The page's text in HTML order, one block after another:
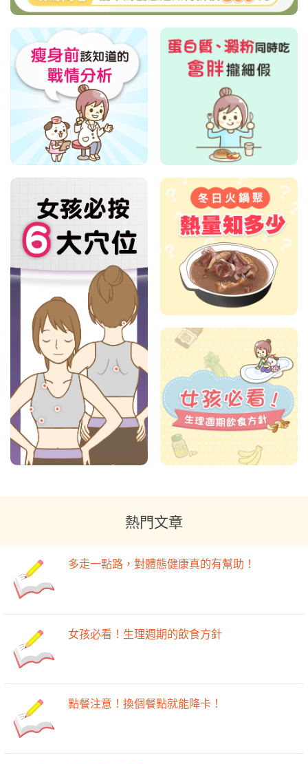
熱門文章
多走一點路，對體態健康真的有幫助！
女孩必看！生理週期的飲食方針
點餐注意！換個餐點就能降卡！